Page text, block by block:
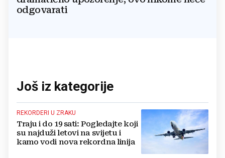
odgovarati
Još iz kategorije
REKORDERI U ZRAKU
Traju i do 19 sati: Pogledajte koji
su najduži letovi na svijetu i
kamo vodi nova rekordna linija